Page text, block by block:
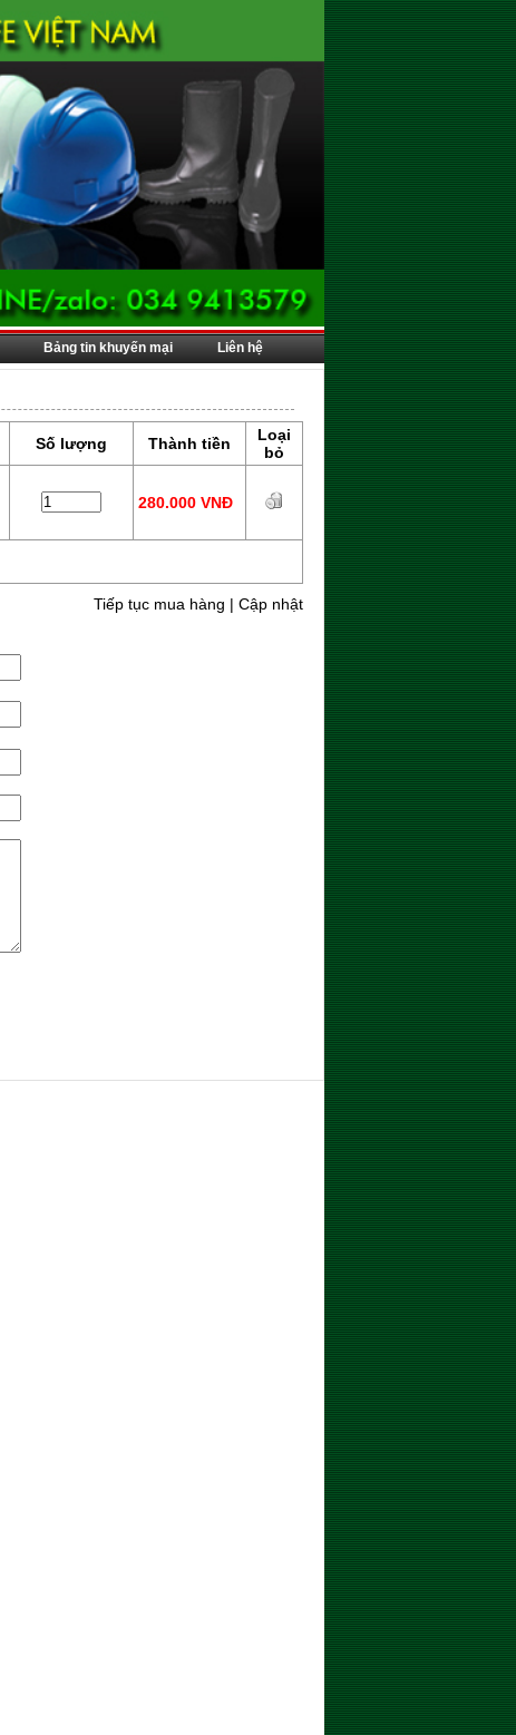
Bảng tin khuyến mại Liên hệ
Số lượng Thành tiền
Loại
bỏ
280.000 VNĐ
Tiếp tục mua hàng | Cập nhật